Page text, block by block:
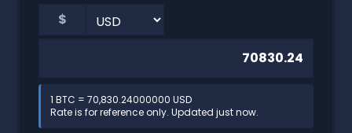
$
1 BTC = 70,830.24000000 USD
Rate is for reference only. Updated just now.